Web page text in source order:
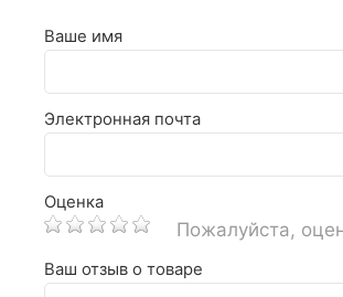
Ваше имя
Электронная почта
Оценка
Пожалуйста,
Ваш отзыв о товаре